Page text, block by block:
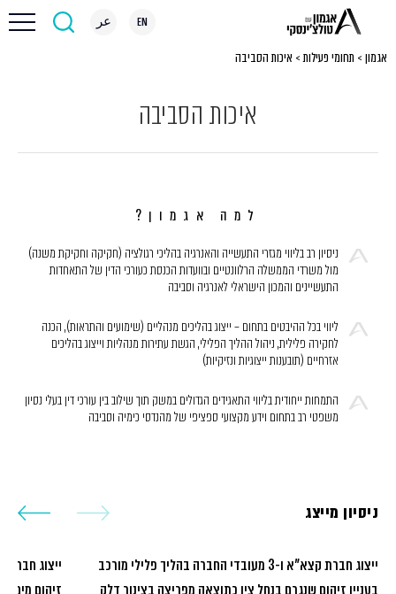
EN عر
אגמון > תחומי פעילות> איכות הסביבה
איכות הסביבה
למה אגמון?
ניסיון רב בליווי מגזרי התעשייה והאנרגיה בהליכי רגולציה (חקיקה וחקיקת משנה)
מול משרדי הממשלה הרלוונטיים ובוועדות הכנסת כעורכי הדין של התאחדות
התעשיינים והמכון הישראלי לאנרגיה וסביבה
ליווי בכל ההיבטים בתחום – ייצוג בהליכים מנהליים (שימועים והתראות), הכנה
לחקירה פלילית, ניהול ההליך הפלילי, הגשת עתירות מנהליות וייצוג בהליכים
אזרחיים (תובענות ייצוגיות ונזיקיות)
התמחות ייחודית בליווי התאגידים הגדולים במשק תוך שילוב בין עורכי דין בעלי נסיון
משפטי רב בתחום וידע מקצועי ספציפי של מהנדסי כימיה וסביבה
ניסיון מייצג
ייצוג חברת קצא"א ו-3 מעובדי החברה בהליך פלילי מורכב